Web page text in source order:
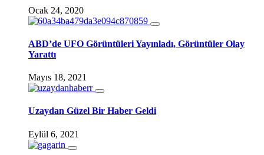
Ocak 24, 2020
ABD’de UFO Görüntüleri Yayınladı, Görüntüler Olay
Yarattı
Mayıs 18, 2021
Uzaydan Güzel Bir Haber Geldi
Eylül 6, 2021